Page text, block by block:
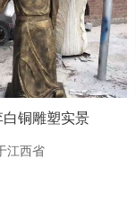
铜雕塑实景
江西省